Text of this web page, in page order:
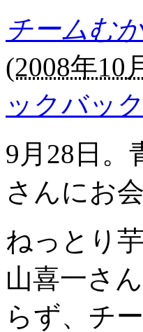
チームむ
(2008年10
ックバッ
9月28日。
さんにお
ねっとり
山喜一さ
らず、チ